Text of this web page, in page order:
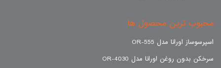
محبوب ترین محصول ها
اسپرسوساز اورانا مدل OR-555
سرخکن بدون روغن اورانا مدل OR-4030